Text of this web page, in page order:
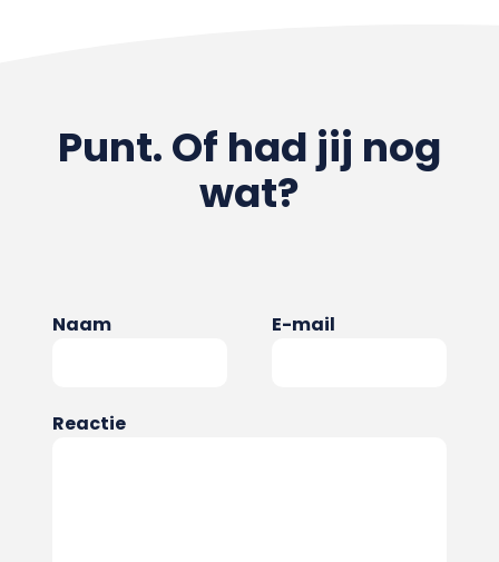
Punt. Of had jij nog
wat?
Naam E-mail
Reactie